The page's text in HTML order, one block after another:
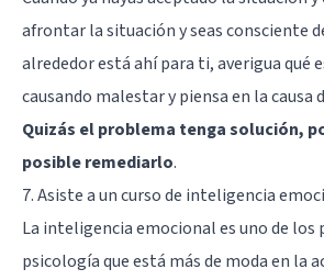
afrontar la situación y seas consciente
alrededor está ahí para ti, averigua qué
causando malestar y piensa en la causa
Quizás el problema tenga solución,
posible remediarlo.
7. Asiste a un curso de inteligencia
La inteligencia emocional es uno de los
psicología que está más de moda en la